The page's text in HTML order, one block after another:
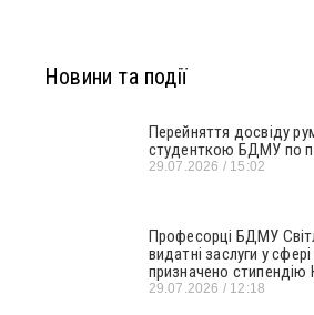
Новини та події
Перейняття досвіду
студенткою БДМУ по
29.07.2026 15:02
Професорці БДМУ
видатні заслуги у
призначено
29.07.2026 12:18